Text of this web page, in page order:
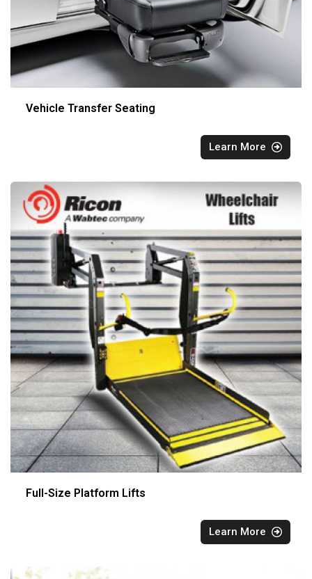
Vehicle Transfer Seating
Learn More
Full-Size Platform Lifts
Learn More